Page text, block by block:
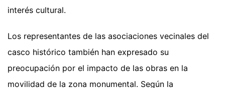
interés cultural.
Los representantes de las asociaciones vecinales del
casco histórico también han expresado su
preocupación por el impacto de las obras en la
movilidad de la zona monumental. Según la